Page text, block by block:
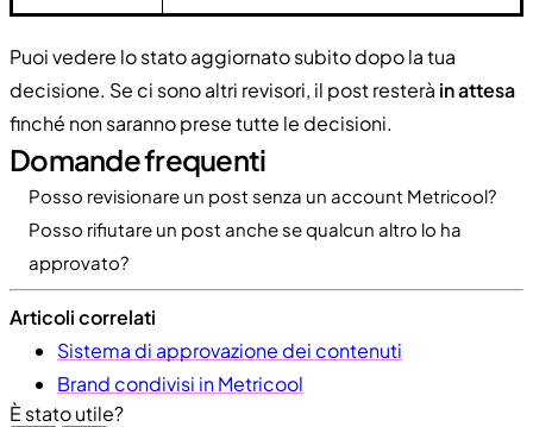
Puoi vedere lo stato aggiornato subito dopo la tua
decisione. Se ci sono altri revisori, il post resterà in attesa
finché non saranno prese tutte le decisioni.
Domande frequenti
Posso revisionare un post senza un account Metricool?
Posso rifiutare un post anche se qualcun altro lo ha
approvato?
Articoli correlati
Sistema di approvazione dei contenuti
Brand condivisi in Metricool
È stato utile?